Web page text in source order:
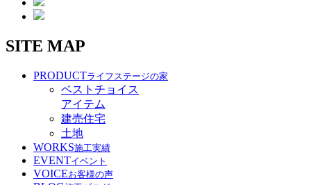
SITE MAP
PRODUCTライフステージの家
ベストチョイス
アイテム
建売住宅
土地
WORKS施工実績
EVENTイベント
VOICEお客様の声